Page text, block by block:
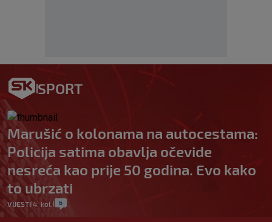
SPORT
Marušić o kolonama na autocestama:
Policija satima obavlja očevide
nesreća kao prije 50 godina. Evo kako
to ubrzati
VIJESTI 4. kol. 6